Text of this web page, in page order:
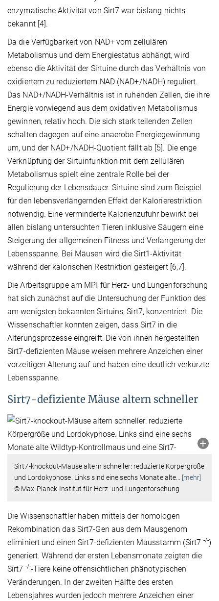
enzymatische Aktivität von Sirt7 war bislang nichts
bekannt [4].
Da die Verfügbarkeit von NAD+ vom zellulären
Metabolismus und dem Energiestatus abhängt, wird
ebenso die Aktivität der Sirtuine durch das Verhältnis von
oxidiertem zu reduziertem NAD (NAD+/NADH) reguliert.
Das NAD+/NADH-Verhältnis ist in ruhenden Zellen, die ihre
Energie vorwiegend aus dem oxidativen Metabolismus
gewinnen, relativ hoch. Die sich stark teilenden Zellen
schalten dagegen auf eine anaerobe Energiegewinnung
um, und der NAD+/NADH-Quotient fällt ab [5]. Die enge
Verknüpfung der Sirtuinfunktion mit dem zellulären
Metabolismus spielt eine zentrale Rolle bei der
Regulierung der Lebensdauer. Sirtuine sind zum Beispiel
für den lebensverlängernden Effekt der Kalorierestriktion
notwendig. Eine verminderte Kalorienzufuhr bewirkt bei
allen bislang untersuchten Tieren inklusive Säugern eine
Steigerung der allgemeinen Fitness und Verlängerung der
Lebensspanne. Bei Mäusen wird die Sirt1-Aktivität
während der kalorischen Restriktion gesteigert [6,7].
Die Arbeitsgruppe am MPI für Herz- und Lungenforschung
hat sich zunächst auf die Untersuchung der Funktion des
am wenigsten bekannten Sirtuins, Sirt7, konzentriert. Die
Wissenschaftler konnten zeigen, dass Sirt7 in die
Alterungsprozesse eingreift: Die von ihnen hergestellten
Sirt7-defizienten Mäuse weisen mehrere Anzeichen einer
vorzeitigen Alterung auf und haben eine deutlich verkürzte
Lebensspanne.
Sirt7-defiziente Mäuse altern schneller
Sirt7-knockout-Mäuse altern schneller: reduzierte Körpergröße
und Lordokyphose. Links sind eine sechs Monate alte
[mehr]
© Max-Planck-Institut für Herz- und Lungenforschung
Die Wissenschaftler haben mittels der homologen
Rekombination das Sirt7-Gen aus dem Mausgenom
eliminiert und einen Sirt7-defizienten Mausstamm (Sirt7 -/-)
generiert. Während der ersten Lebensmonate zeigten die
Sirt7 -/--Tiere keine offensichtlichen phänotypischen
Veränderungen. In der zweiten Hälfte des ersten
Lebensjahres wurden jedoch mehrere Anzeichen einer